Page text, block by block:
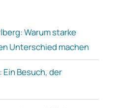
Warum starke
Unterschied machen
Besuch, der